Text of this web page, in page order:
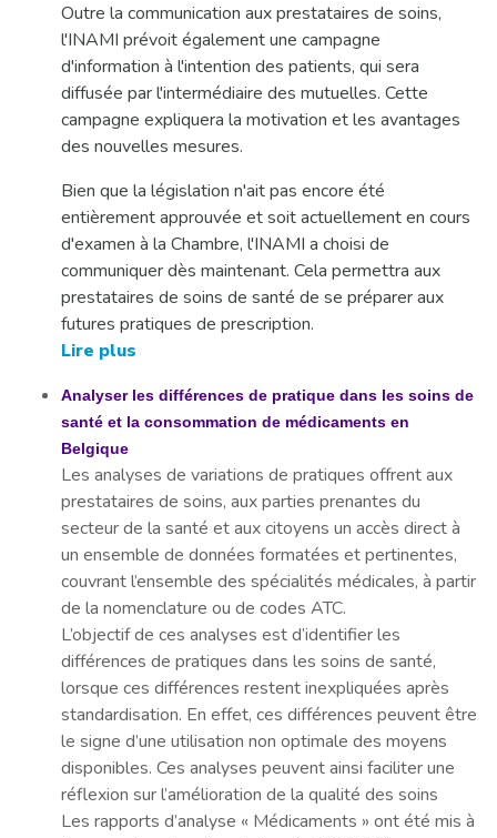
Outre la communication aux prestataires de soins,
l'INAMI prévoit également une campagne
d'information à l'intention des patients, qui sera
diffusée par l'intermédiaire des mutuelles. Cette
campagne expliquera la motivation et les avantages
des nouvelles mesures.
Bien que la législation n'ait pas encore été
entièrement approuvée et soit actuellement en cours
d'examen à la Chambre, l'INAMI a choisi de
communiquer dès maintenant. Cela permettra aux
prestataires de soins de santé de se préparer aux
futures pratiques de prescription.
Lire plus
Analyser les différences de pratique dans les soins de
santé et la consommation de médicaments en
Belgique
Les analyses de variations de pratiques offrent aux
prestataires de soins, aux parties prenantes du
secteur de la santé et aux citoyens un accès direct à
un ensemble de données formatées et pertinentes,
couvrant l’ensemble des spécialités médicales, à partir
de la nomenclature ou de codes ATC.
L’objectif de ces analyses est d’identifier les
différences de pratiques dans les soins de santé,
lorsque ces différences restent inexpliquées après
standardisation. En effet, ces différences peuvent être
le signe d’une utilisation non optimale des moyens
disponibles. Ces analyses peuvent ainsi faciliter une
réflexion sur l’amélioration de la qualité des soins
Les rapports d’analyse « Médicaments » ont été mis à